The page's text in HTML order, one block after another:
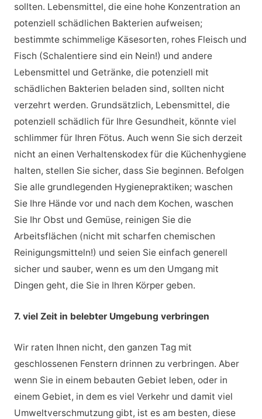
sollten. Lebensmittel, die eine hohe Konzentration an
potenziell schädlichen Bakterien aufweisen;
bestimmte schimmelige Käsesorten, rohes Fleisch und
Fisch (Schalentiere sind ein Nein!) und andere
Lebensmittel und Getränke, die potenziell mit
schädlichen Bakterien beladen sind, sollten nicht
verzehrt werden. Grundsätzlich, Lebensmittel, die
potenziell schädlich für Ihre Gesundheit, könnte viel
schlimmer für Ihren Fötus. Auch wenn Sie sich derzeit
nicht an einen Verhaltenskodex für die Küchenhygiene
halten, stellen Sie sicher, dass Sie beginnen. Befolgen
Sie alle grundlegenden Hygienepraktiken; waschen
Sie Ihre Hände vor und nach dem Kochen, waschen
Sie Ihr Obst und Gemüse, reinigen Sie die
Arbeitsflächen (nicht mit scharfen chemischen
Reinigungsmitteln!) und seien Sie einfach generell
sicher und sauber, wenn es um den Umgang mit
Dingen geht, die Sie in Ihren Körper geben.
7. viel Zeit in belebter Umgebung verbringen
Wir raten Ihnen nicht, den ganzen Tag mit
geschlossenen Fenstern drinnen zu verbringen. Aber
wenn Sie in einem bebauten Gebiet leben, oder in
einem Gebiet, in dem es viel Verkehr und damit viel
Umweltverschmutzung gibt, ist es am besten, diese